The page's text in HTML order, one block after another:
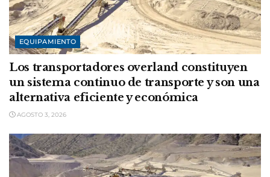
EQUIPAMIENTO
Los transportadores overland constituyen
un sistema continuo de transporte y son una
alternativa eficiente y económica
AGOSTO 3, 2026